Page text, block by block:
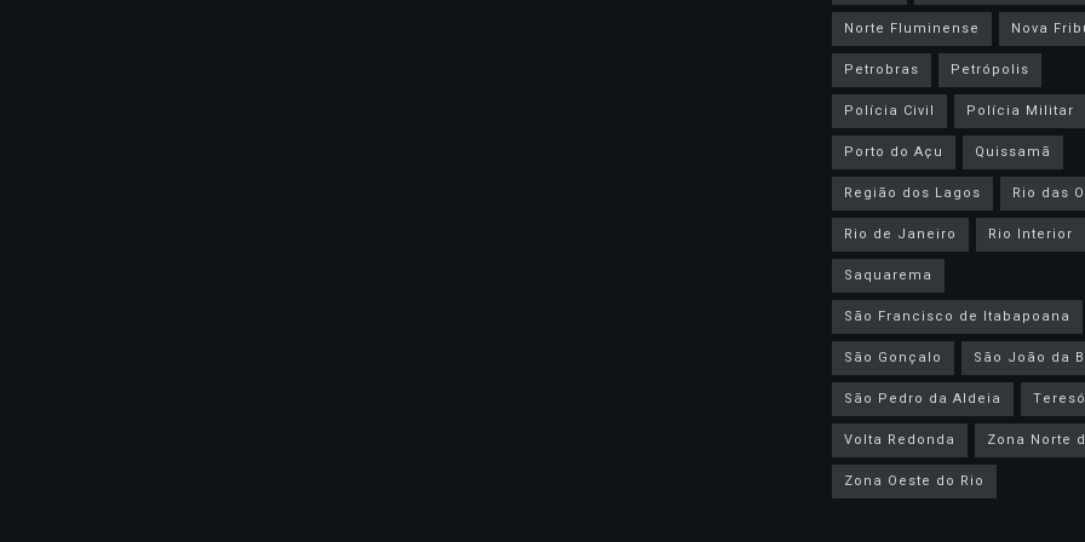
Norte Fluminense
Nova
Petrobras
Petrópolis
Polícia Civil
Polícia Militar
Porto do Açu
Quissamã
Região dos Lagos
Rio das
Rio de Janeiro
Rio Interior
Saquarema
São Francisco de Itabapoana
São Gonçalo
São João da
São Pedro da Aldeia
Volta Redonda
Zona Norte
Zona Oeste do Rio